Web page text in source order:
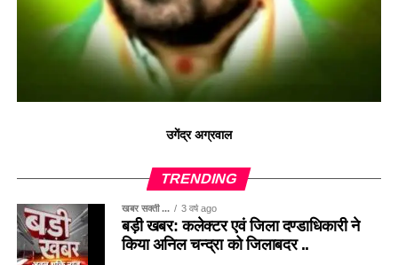
उगेंद्र अग्रवाल
TRENDING
खबर सक्ती ... 3 वर्ष ago
बड़ी खबर: कलेक्टर एवं जिला दण्डाधिकारी ने
किया अनिल चन्द्रा को जिलाबदर ..